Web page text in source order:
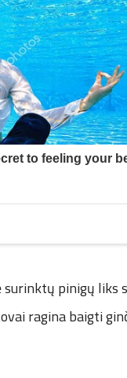
pinigų liks
ragina baigti